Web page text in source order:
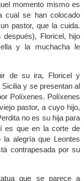
momento mismo es
cual se han colocado
pastor, que la cuida.
Floricel, hijo
y la muchacha le
de su ira, Floricel y
y se presentan al
Políxenes. Políxenes
pastor, a cuyo hijo,
no es su hija para
es que en la corte de
alegría que Leontes
contrapesada por su
que se parece a